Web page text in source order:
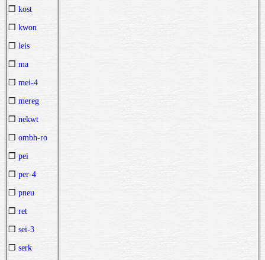
❒ kost
❒ kwon
❒ leis
❒ ma
❒ mei-4
❒ mereg
❒ nekwt
❒ ombh-ro
❒ pei
❒ per-4
❒ pneu
❒ ret
❒ sei-3
❒ serk